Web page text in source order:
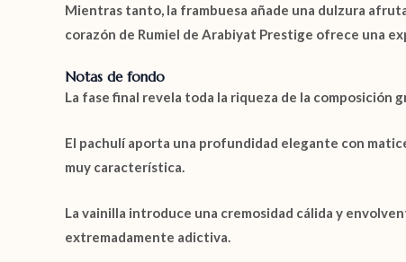
Mientras tanto, la frambuesa añade una dulzura
corazón de Rumiel de Arabiyat Prestige ofrece una
Notas de fondo
La fase final revela toda la riqueza de la composición
El pachulíaporta una profundidad elegante con
muy característica.
La vainilla introduce una cremosidad cálida y
extremadamente adictiva.